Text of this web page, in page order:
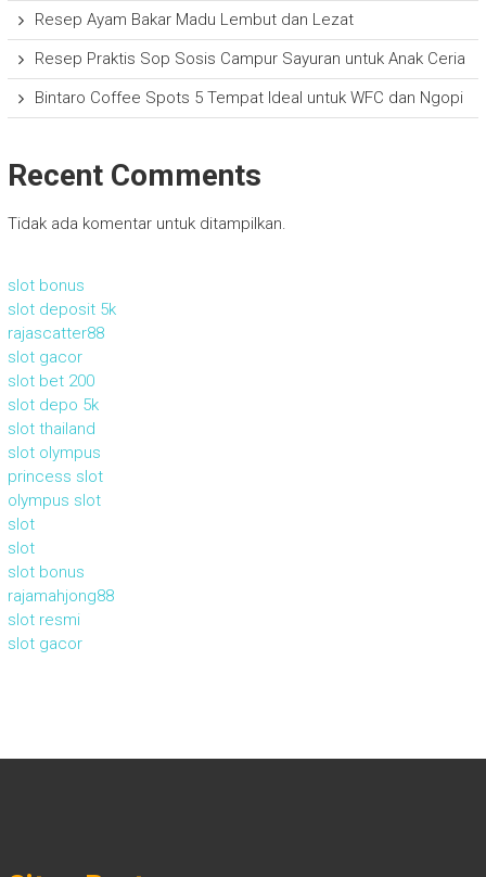
Resep Ayam Bakar Madu Lembut dan Lezat
Resep Praktis Sop Sosis Campur Sayuran untuk Anak Ceria
Bintaro Coffee Spots 5 Tempat Ideal untuk WFC dan Ngopi
Recent Comments
Tidak ada komentar untuk ditampilkan.
slot bonus
slot deposit 5k
rajascatter88
slot gacor
slot bet 200
slot depo 5k
slot thailand
slot olympus
princess slot
olympus slot
slot
slot
slot bonus
rajamahjong88
slot resmi
slot gacor